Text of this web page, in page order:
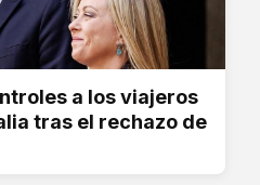
a los viajeros
tras el rechazo de